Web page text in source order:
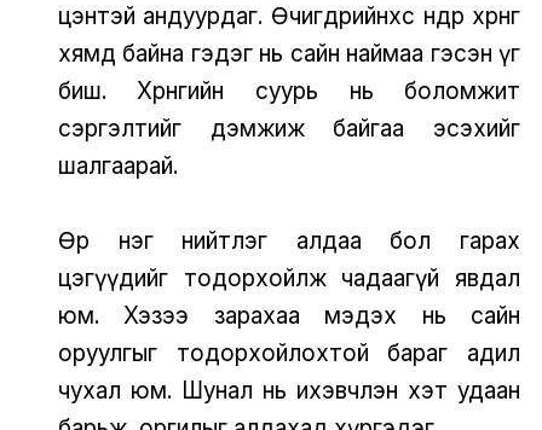
цэнтэй андуурдаг. Өчигдрийнхөөс өнөөдөр хөрөнгө
хямд байна гэдэг нь сайн наймаа гэсэн үг
биш. Хөрөнгийн суурь нь боломжит
сэргэлтийг дэмжиж байгаа эсэхийг
шалгаарай.
Өөр нэг нийтлэг алдаа бол гарах
цэгүүдийг тодорхойлж чадаагүй явдал
юм. Хэзээ зарахаа мэдэх нь сайн
оруулгыг тодорхойлохтой бараг адил
чухал юм. Шунал нь ихэвчлэн хэт удаан